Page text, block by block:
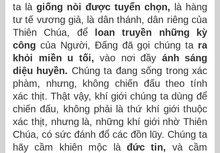
ta là giống nòi được tuyển chọn, là hàng
tư tế vương giả, là dân thánh, dân riêng của
Thiên Chúa, để
loan truyền những kỳ
công của Người, Đấng đã gọi chúng ta ra
khỏi miền u tối, vào nơi đầy ánh sáng
diệu huyền. Chúng ta đang sống trong xác
phàm, nhưng, không chiến đấu theo tính
xác thịt. Thật vậy, khí giới chúng ta dùng để
chiến đấu, không phải là thứ khí giới thuộc
xác thịt, nhưng là, những khí giới nhờ Thiên
Chúa, có sức đánh đổ các đồn lũy. Chúng ta
hãy cầm khiên mộc là đức tin, và cầm